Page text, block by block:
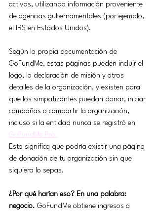
activas, utilizando información proveniente
de agencias gubernamentales (por ejemplo,
el IRS en Estados Unidos).
Según la propia documentación de
GoFundMe, estas páginas pueden incluir el
logo, la declaración de misión y otros
detalles de la organización, y existen para
que los simpatizantes puedan donar, iniciar
campañas o compartir la organización,
incluso si la entidad nunca se registró en
GoFundMe Pro.
Esto significa que podría existir una página
de donación de tu organización sin que
siquiera lo sepas.
¿Por qué harían eso? En una palabra:
negocio. GoFundMe obtiene ingresos a